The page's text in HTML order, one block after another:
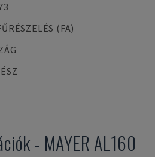
(FA)
- MAYER AL160